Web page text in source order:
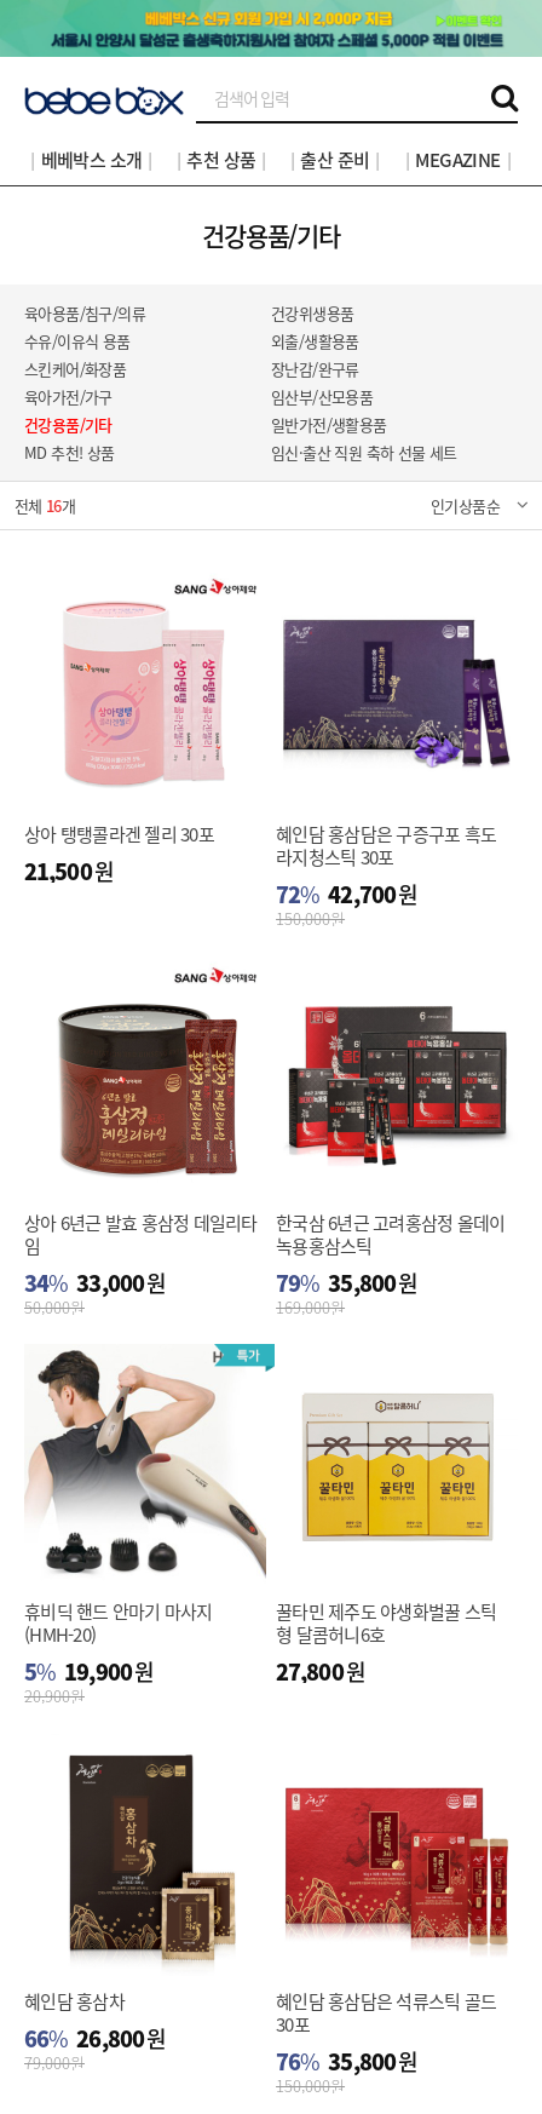
│베베박스 소개│ │추천 상품│ │출산 준비│ │MEGAZINE│
건강용품/기타
육아용품/침구/의류
건강위생용품
수유/이유식 용품
외출/생활용품
스킨케어/화장품
장난감/완구류
육아가전/가구
임산부/산모용품
건강용품/기타
일반가전/생활용품
MD 추천! 상품
임신·출산 직원 축하 선물 세트
전체 16개 인기상품순
상아 탱탱콜라겐 젤리 30포
21,500원
혜인담 홍삼담은 구증구포 흑도
라지청스틱 30포
72% 42,700원
150,000원
상아 6년근 발효 홍삼정 데일리타
임
34% 33,000원
50,000원
한국삼 6년근 고려홍삼정 올데이
녹용홍삼스틱
79% 35,800원
169,000원
휴비딕 핸드 안마기 마사지
(HMH-20)
5% 19,900원
20,900원
꿀타민 제주도 야생화벌꿀 스틱
형 달콤허니6호
27,800원
혜인담 홍삼차
66% 26,800원
79,000원
혜인담 홍삼담은 석류스틱 골드
30포
76% 35,800원
150,000원